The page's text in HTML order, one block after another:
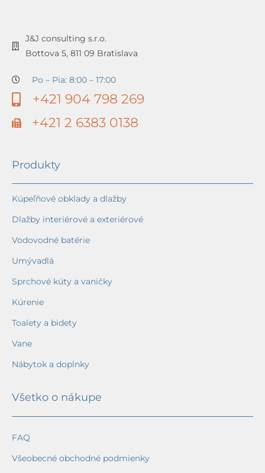
J&J consulting s.r.o.
Bottova 5, 811 09 Bratislava
Po – Pia: 8:00 – 17:00
+421 904 798 269
+421 2 6383 0138
Produkty
Kúpeľňové obklady a dlažby
Dlažby interiérové a exteriérové
Vodovodné batérie
Umývadlá
Sprchové kúty a vaničky
Kúrenie
Toalety a bidety
Vane
Nábytok a doplnky
Všetko o nákupe
FAQ
Všeobecné obchodné podmienky